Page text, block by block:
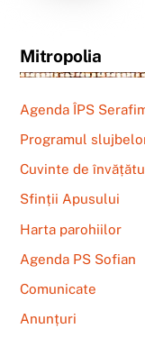
Mitropolia
Agenda ÎPS
Programul
Cuvinte de
Sfinții Apusului
Harta parohiilor
Agenda PS Sofian
Comunicate
Anunțuri